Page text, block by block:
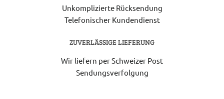
Unkomplizierte Rücksendung
Telefonischer Kundendienst
ZUVERLÄSSIGE LIEFERUNG
Wir liefern per Schweizer Post
Sendungsverfolgung